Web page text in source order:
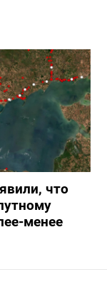
что
менее